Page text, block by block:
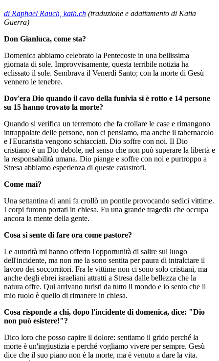
di Raphael Rauch, kath.ch (traduzione e adattamento di Katia
Guerra)
Don Gianluca, come sta?
Domenica abbiamo celebrato la Pentecoste in una bellissima
giornata di sole. Improvvisamente, questa terribile notizia ha
eclissato il sole. Sembrava il Venerdì Santo; con la morte di Gesù
vennero le tenebre.
Dov'era Dio quando il cavo della funivia si è rotto e 14 persone
su 15 hanno trovato la morte?
Quando si verifica un terremoto che fa crollare le case e rimangono
intrappolate delle persone, non ci pensiamo, ma anche il tabernacolo
e l'Eucaristia vengono schiacciati. Dio soffre con noi. Il Dio
cristiano è un Dio debole, nel senso che non può superare la libertà e
la responsabilità umana. Dio piange e soffre con noi e purtroppo a
Stresa abbiamo esperienza di queste catastrofi.
Come mai?
Una settantina di anni fa crollò un pontile provocando sedici vittime.
I corpi furono portati in chiesa. Fu una grande tragedia che occupa
ancora la mente della gente.
Cosa si sente di fare ora come pastore?
Le autorità mi hanno offerto l'opportunità di salire sul luogo
dell'incidente, ma non me la sono sentita per paura di intralciare il
lavoro dei soccorritori. Fra le vittime non ci sono solo cristiani, ma
anche degli ebrei israeliani attratti a Stresa dalle bellezza che la
natura offre. Qui arrivano turisti da tutto il mondo e io sento che il
mio ruolo è quello di rimanere in chiesa.
Cosa risponde a chi, dopo l'incidente di domenica, dice: "Dio
non può esistere!"?
Dico loro che posso capire il dolore: sentiamo il grido perché la
morte è un'ingiustizia e perché vogliamo vivere per sempre. Gesù
dice che il suo piano non è la morte, ma è venuto a dare la vita.